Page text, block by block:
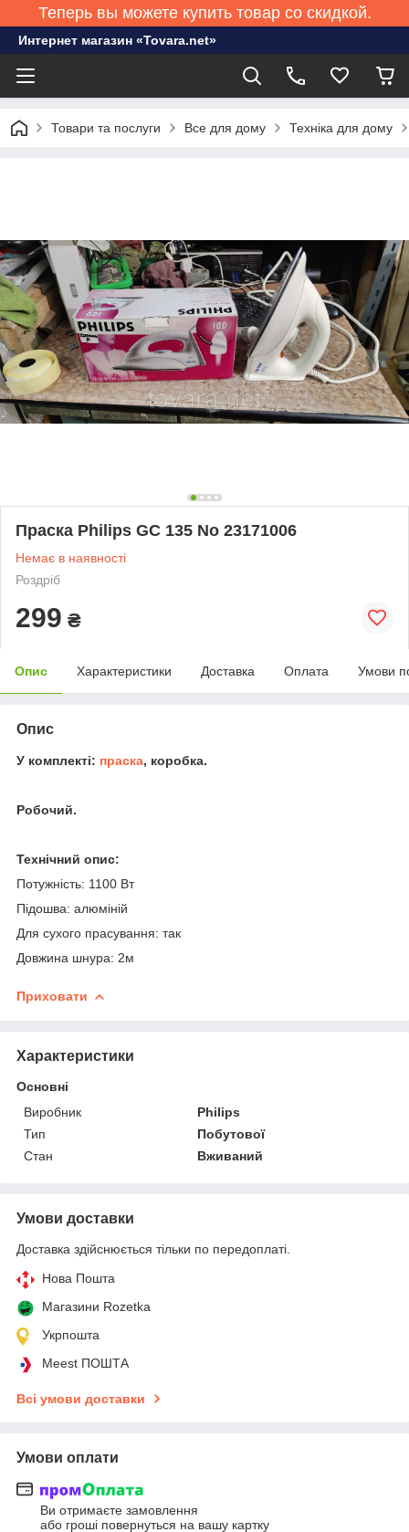
Теперь вы можете купить товар со скидкой.
Интернет магазин «Tovara.net»
Товари та послуги Все для дому Техніка для дому
Праска Philips GC 135 No 23171006
Немає в наявності
Роздріб
299 ₴
Опис Характеристики Доставка Оплата Умови
Опис
У комплекті: праска, коробка.
Робочий.
Технічний опис:
Потужність: 1100 Вт
Підошва: алюміній
Для сухого прасування: так
Довжина шнура: 2м
Приховати
Характеристики
Основні
Виробник
Philips
Тип
Побутової
Стан
Вживаний
Умови доставки
Доставка здійснюється тільки по передоплаті.
Нова Пошта
Магазини Rozetka
Укрпошта
Meest ПОШТА
Всі умови доставки
Умови оплати
Ви отримаєте замовлення
або гроші повернуться на вашу картку